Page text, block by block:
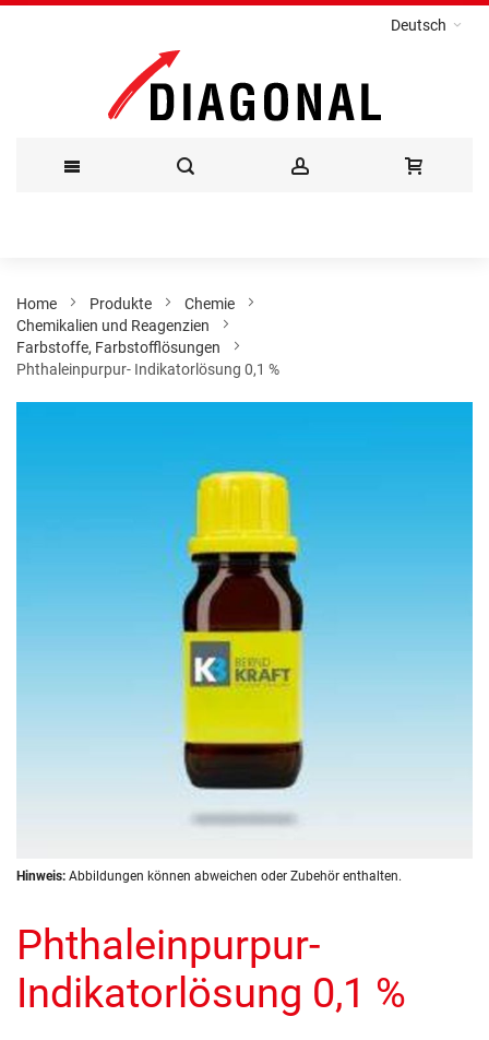
Deutsch
Inhalt
Home Produkte
Chemie
Chemikalien und Reagenzien
Farbstoffe, Farbstofflösungen
Phthaleinpurpur- Indikatorlösung 0,1 %
Zum
Bildergalerie
springen
Hinweis: Abbildungen können abweichen oder Zubehör enthalten.
Phthaleinpurpur-
Indikatorlösung 0,1 %